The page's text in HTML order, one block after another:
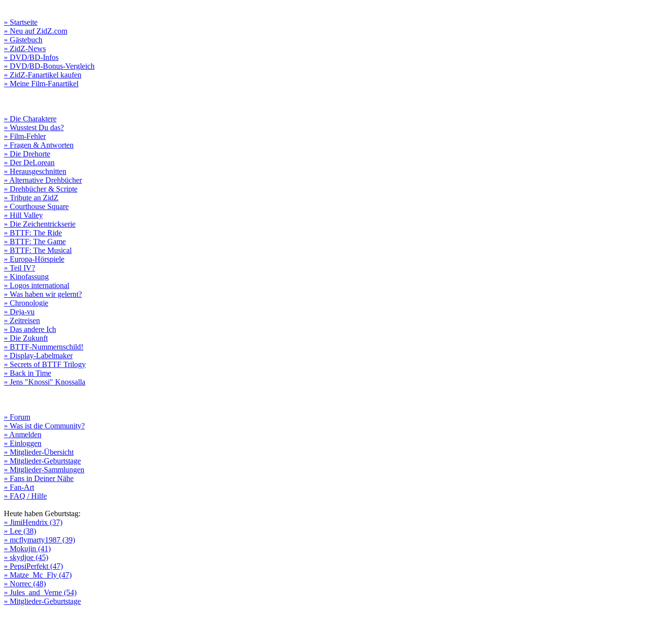
» Startseite
» Neu auf ZidZ.com
» Gästebuch
» ZidZ-News
» DVD/BD-Infos
» DVD/BD-Bonus-Vergleich
» ZidZ-Fanartikel kaufen
» Meine Film-Fanartikel
» Die Charaktere
» Wusstest Du das?
» Film-Fehler
» Fragen & Antworten
» Die Drehorte
» Der DeLorean
» Herausgeschnitten
» Alternative Drehbücher
» Drehbücher & Scripte
» Tribute an ZidZ
» Courthouse Square
» Hill Valley
» Die Zeichentrickserie
» BTTF: The Ride
» BTTF: The Game
» BTTF: The Musical
» Europa-Hörspiele
» Teil IV?
» Kinofassung
» Logos international
» Was haben wir gelernt?
» Chronologie
» Deja-vu
» Zeitreisen
» Das andere Ich
» Die Zukunft
» BTTF-Nummernschild!
» Display-Labelmaker
» Secrets of BTTF Trilogy
» Back in Time
» Jens "Knossi" Knossalla
» Forum
» Was ist die Community?
» Anmelden
» Einloggen
» Mitglieder-Übersicht
» Mitglieder-Geburtstage
» Mitglieder-Sammlungen
» Fans in Deiner Nähe
» Fan-Art
» FAQ / Hilfe
Heute haben Geburtstag:
» JimiHendrix (37)
» Lee (38)
» mcflymarty1987 (39)
» Mokujin (41)
» skydjoe (45)
» PepsiPerfekt (47)
» Matze_Mc_Fly (47)
» Norrec (48)
» Jules_and_Verne (54)
» Mitglieder-Geburtstage